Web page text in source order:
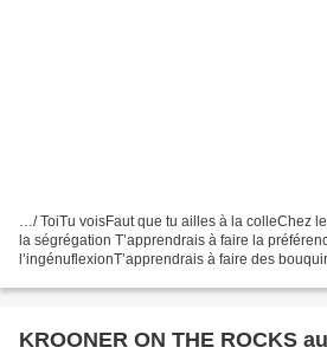
…/ ToiTu voisFaut que tu ailles à la colleChez
la ségrégation T’apprendrais à faire la
l’ingénuflexionT’apprendrais à faire des
KROONER ON THE ROCKS